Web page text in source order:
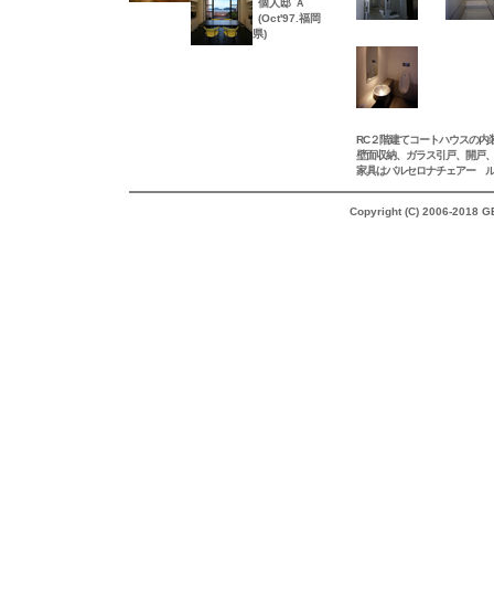
個人邸 Ａ
(Oct'97.福岡
県)
RC２階建てコートハウスの内
壁面収納、ガラス引戸、開戸
家具はバルセロナチェアー
Copyright (C) 2006-2018